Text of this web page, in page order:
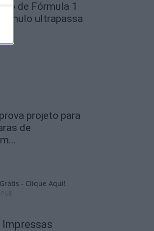
de Fórmula 1
ultrapassa
projeto para
de
Impressas